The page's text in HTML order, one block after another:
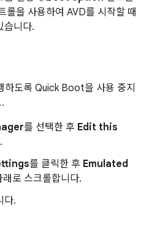
롤을 사용하여 AVD를 시작할 때
습니다.
하도록 Quick Boot을 사용 중지
를 선택한 후 Edit this
를 클릭한 후 Emulated
래로 스크롤합니다.
다.